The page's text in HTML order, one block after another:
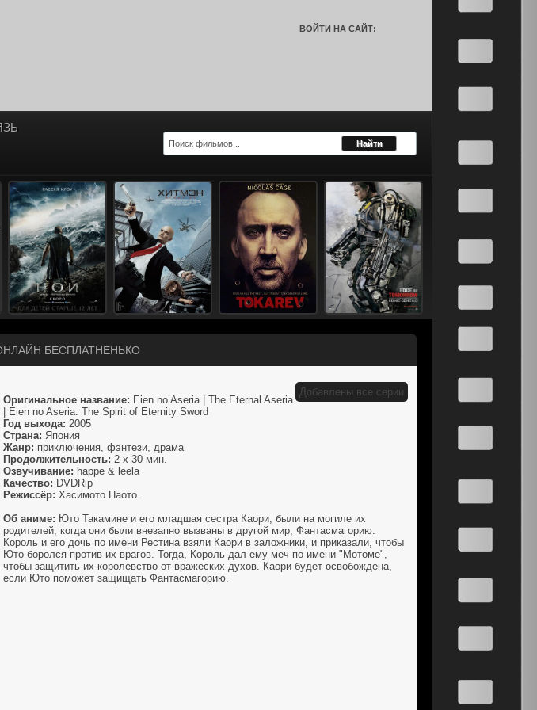
ВОЙТИ НА САЙТ:
БЕСПЛАТНЕНЬКО
Добавлены все серии
Оригинальное название: Eien no Aseria | The Eternal Aseria
| Eien no Aseria: The Spirit of Eternity Sword
Год выхода: 2005
Страна: Япония
Жанр: приключения, фэнтези, драма
Продолжительность: 2 x 30 мин.
Озвучивание: happe & leela
Качество: DVDRip
Режиссёр: Хасимото Наото.
Об аниме: Юто Такамине и его младшая сестра Каори, были на могиле их
родителей, когда они были внезапно вызваны в другой мир, Фантасмагорию.
Король и его дочь по имени Рестина взяли Каори в заложники, и приказали, чтобы
Юто боролся против их врагов. Тогда, Король дал ему меч по имени "Мотоме",
чтобы защитить их королевство от вражеских духов. Каори будет освобождена,
если Юто поможет защищать Фантасмагорию.